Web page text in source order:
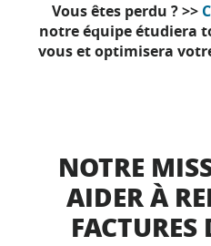
Vous êtes perdu ? >>
notre équipe étudiera
vous et optimisera
NOTRE
AIDER À
FACTURES